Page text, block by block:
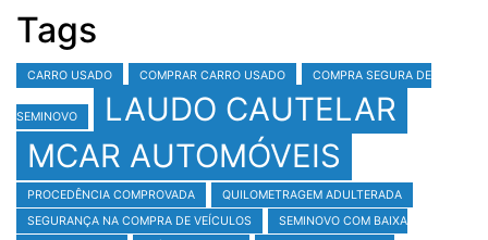
Tags
CARRO USADO COMPRAR CARRO USADO COMPRA SEGURA DE
SEMINOVO
LAUDO CAUTELAR
MCAR AUTOMÓVEIS
PROCEDÊNCIA COMPROVADA
QUILOMETRAGEM ADULTERADA
SEGURANÇA NA COMPRA DE VEÍCULOS
SEMINOVO COM BAIXA